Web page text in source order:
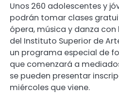
Unos 260 adolescentes y
podrán tomar clases
ópera, música y danza
del Instituto Superior de
un programa especial de
que comenzará a
se pueden presentar
miércoles que viene.